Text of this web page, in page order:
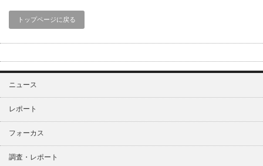
トップページに戻る
ニュース
レポート
フォーカス
調査・レポート